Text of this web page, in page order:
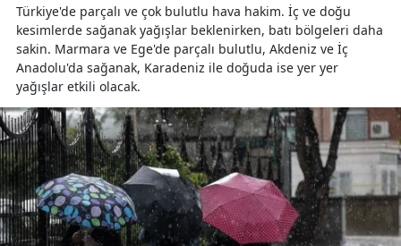
Türkiye'de parçalı ve çok bulutlu hava hakim. İç ve doğu
kesimlerde sağanak yağışlar beklenirken, batı bölgeleri daha
sakin. Marmara ve Ege'de parçalı bulutlu, Akdeniz ve İç
Anadolu'da sağanak, Karadeniz ile doğuda ise yer yer
yağışlar etkili olacak.